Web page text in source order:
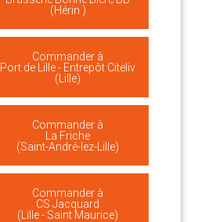
(Hérin )
Commander à
Port de Lille - Entrepôt Citeliv
(Lille)
Commander à
La Friche
(Saint-André-lez-Lille)
Commander à
CS Jacquard
(Lille - Saint Maurice)